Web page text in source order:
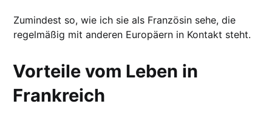
Zumindest so, wie ich sie als Französin sehe, die
regelmäßig mit anderen Europäern in Kontakt steht.
Vorteile vom Leben in
Frankreich